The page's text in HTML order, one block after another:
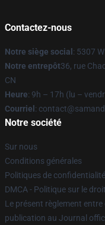
Contactez-nous
Notre siège social: 5307
Notre entrepôt36, rue
CN
Heure: 9h – 17h (lu –
Courriel:
Notre société
Sur nous
Conditions générales
Politiques de confidentialité
DMCA - Politique sur le
Le présent règlement
publication au Journal